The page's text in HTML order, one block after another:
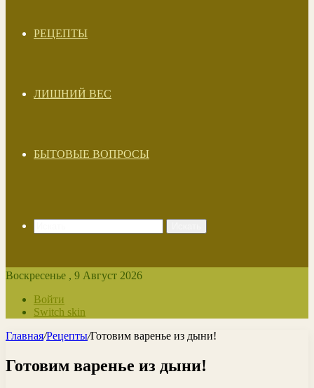
РЕЦЕПТЫ
ЛИШНИЙ ВЕС
БЫТОВЫЕ ВОПРОСЫ
Воскресенье , 9 Август 2026
Войти
Switch skin
Главная/Рецепты/Готовим варенье из дыни!
Готовим варенье из дыни!